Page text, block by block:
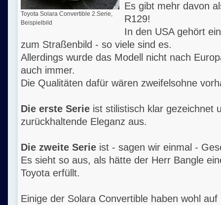
Toyota Solara Convertible 2.Serie,
Beispielbild
Es gibt mehr davon
R129!
In den USA gehört
zum Straßenbild - so viele sind es.
Allerdings wurde das Modell nicht nach
auch immer.
Die Qualitäten dafür wären zweifelsohne
Die erste Serie ist stilistisch klar gezeichnet
zurückhaltende Eleganz aus.
Die zweite Serie ist - sagen wir einmal -
Es sieht so aus, als hätte der Herr Bangle
Toyota erfüllt.
Einige der Solara Convertible haben wohl